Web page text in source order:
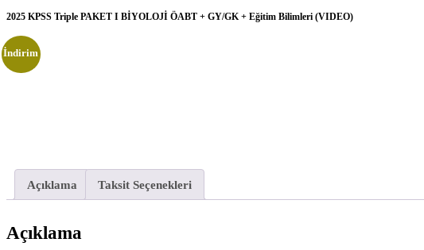
2025 KPSS Triple PAKET I BİYOLOJİ ÖABT + GY/GK + Eğitim Bilimleri (VIDEO)
İndirim
Açıklama Taksit Seçenekleri
Açıklama